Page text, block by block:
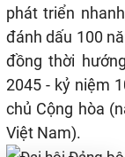
phát triển
đánh dấu 100
đồng thời
2045 - kỷ niệm
chủ Cộng hòa
Việt Nam).